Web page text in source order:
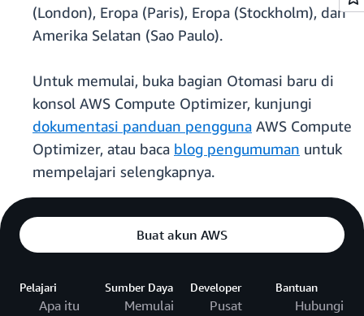
(London), Eropa (Paris), Eropa (Stockholm), dan
Amerika Selatan (Sao Paulo).
Untuk memulai, buka bagian Otomasi baru di
konsol AWS Compute Optimizer, kunjungi
dokumentasi panduan pengguna AWS Compute
Optimizer, atau baca blog pengumuman untuk
mempelajari selengkapnya.
Buat akun AWS
Pelajari
Apa itu
Sumber Daya
Memulai
Developer
Pusat
Bantuan
Hubungi